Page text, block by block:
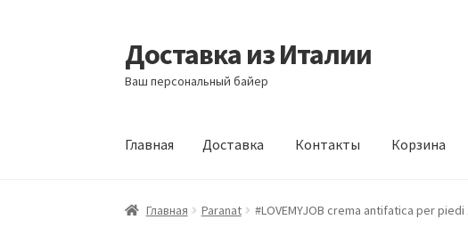
Перейти
к
навигации
Перейти
к
содержимому
Доставка из Италии
Ваш персональный байер
Главная Доставка Контакты Корзина
Главная Доставка КонтактыКорзина Мой аккаунт
Главная Paranat #LOVEMYJOB crema antifatica per piedi